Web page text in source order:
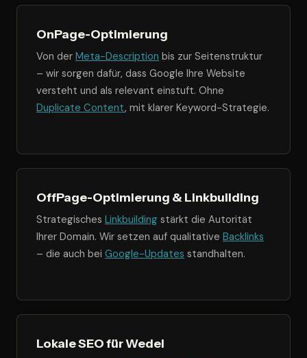
OnPage-Optimierung
Von der Meta-Description bis zur Seitenstruktur
– wir sorgen dafür, dass Google Ihre Website
versteht und als relevant einstuft. Ohne
Duplicate Content, mit klarer Keyword-Strategie.
OffPage-Optimierung & Linkbuilding
Strategisches Linkbuilding stärkt die Autorität
Ihrer Domain. Wir setzen auf qualitative Backlinks
– die auch bei Google-Updates standhalten.
Lokale SEO für Wedel